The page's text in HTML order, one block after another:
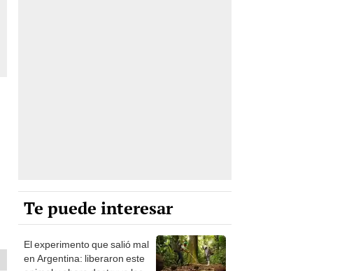
Te puede interesar
El experimento que salió mal
en Argentina: liberaron este